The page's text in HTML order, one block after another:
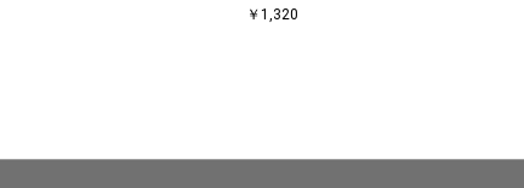
￥1,320